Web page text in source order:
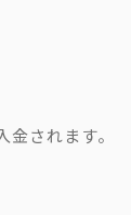
されます。